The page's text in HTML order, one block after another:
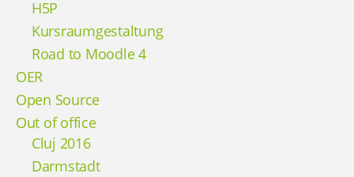
H5P
Kursraumgestaltung
Road to Moodle 4
OER
Open Source
Out of office
Cluj 2016
Darmstadt